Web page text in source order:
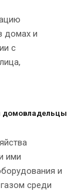
домах и
с
домовладельцы
ими
и
среди